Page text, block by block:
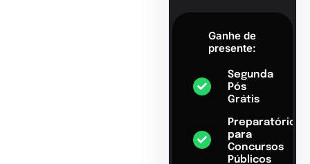
Ganhe de
presente:
Segunda
Pós
Grátis
Preparatório
para
Concursos
Públicos